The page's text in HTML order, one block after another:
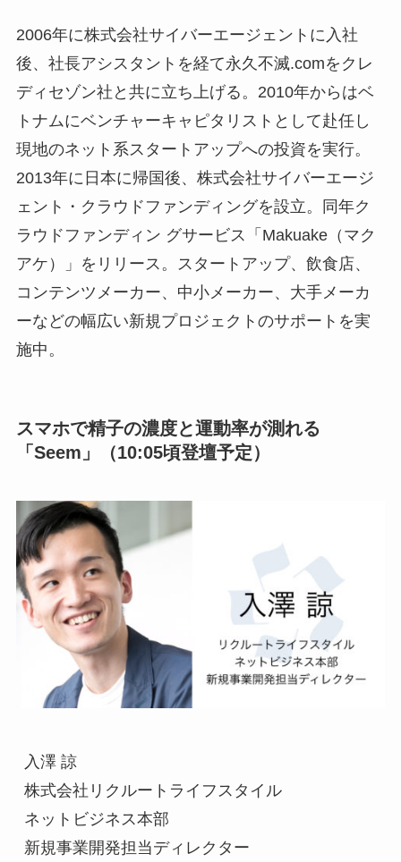
2006年に株式会社サイバーエージェントに入社
後、社長アシスタントを経て永久不滅.comをクレ
ディセゾン社と共に立ち上げる。2010年からはベ
トナムにベンチャーキャピタリストとして赴任し
現地のネット系スタートアップへの投資を実行。
2013年に日本に帰国後、株式会社サイバーエージ
ェント・クラウドファンディングを設立。同年ク
ラウドファンディン グサービス「Makuake（マク
アケ）」をリリース。スタートアップ、飲食店、
コンテンツメーカー、中小メーカー、大手メーカ
ーなどの幅広い新規プロジェクトのサポートを実
施中。
スマホで精子の濃度と運動率が測れる
「Seem」（10:05頃登壇予定）
入澤 諒
株式会社リクルートライフスタイル
ネットビジネス本部
新規事業開発担当ディレクター